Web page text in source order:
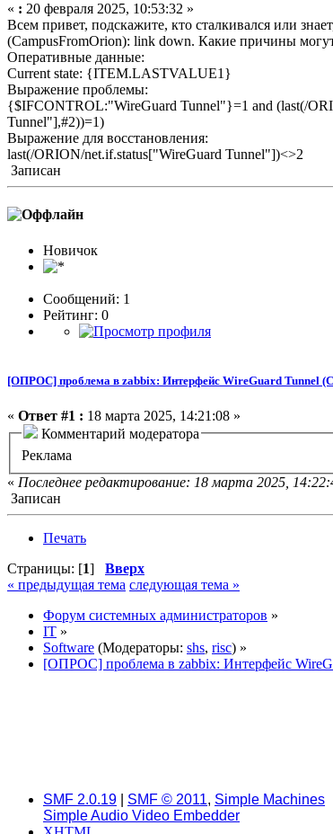
« : 20 февраля 2025, 10:53:32 »
Всем привет, подскажите, кто сталкивался или
(CampusFromOrion): link down. Какие причины
Оперативные данные:
Current state: {ITEM.LASTVALUE1}
Выражение проблемы:
{$IFCONTROL:"WireGuard Tunnel"}=1 and (last(/
Tunnel"],#2))=1)
Выражение для восстановления:
last(/ORION/net.if.status["WireGuard Tunnel"])<>2
Записан
Новичок
Сообщений: 1
Рейтинг: 0
[ОПРОС] проблема в zabbix: Интерфейс WireGuard Tunnel
« Ответ #1 : 18 марта 2025, 14:21:08 »
Комментарий модератора
Реклама
« Последнее редактирование: 18 марта 2025,
Записан
Печать
Страницы: [1] Вверх
« предыдущая тема следующая тема »
Форум системных администраторов »
IT »
Software (Модераторы: shs, risc) »
[ОПРОС] проблема в zabbix: Интерфейс
SMF 2.0.19 SMF © 2011, Simple Machines
Simple Audio Video Embedder